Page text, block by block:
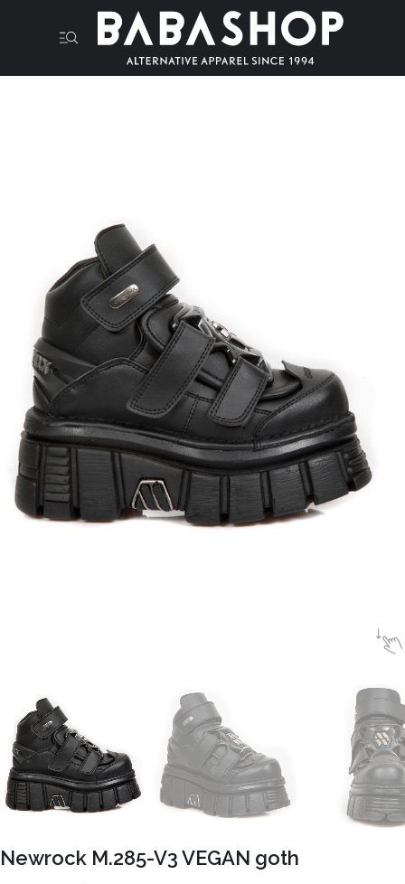
Newrock M.285-V3 VEGAN goth